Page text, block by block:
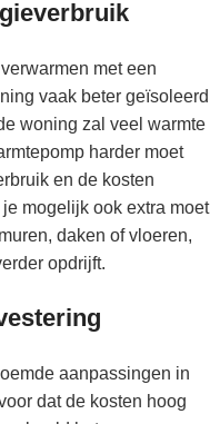
met een
vaak beter geïsoleerd
woning zal veel warmte
harder moet
en de kosten
mogelijk ook extra moet
daken of vloeren,
opdrijft.
aanpassingen in
dat de kosten hoog